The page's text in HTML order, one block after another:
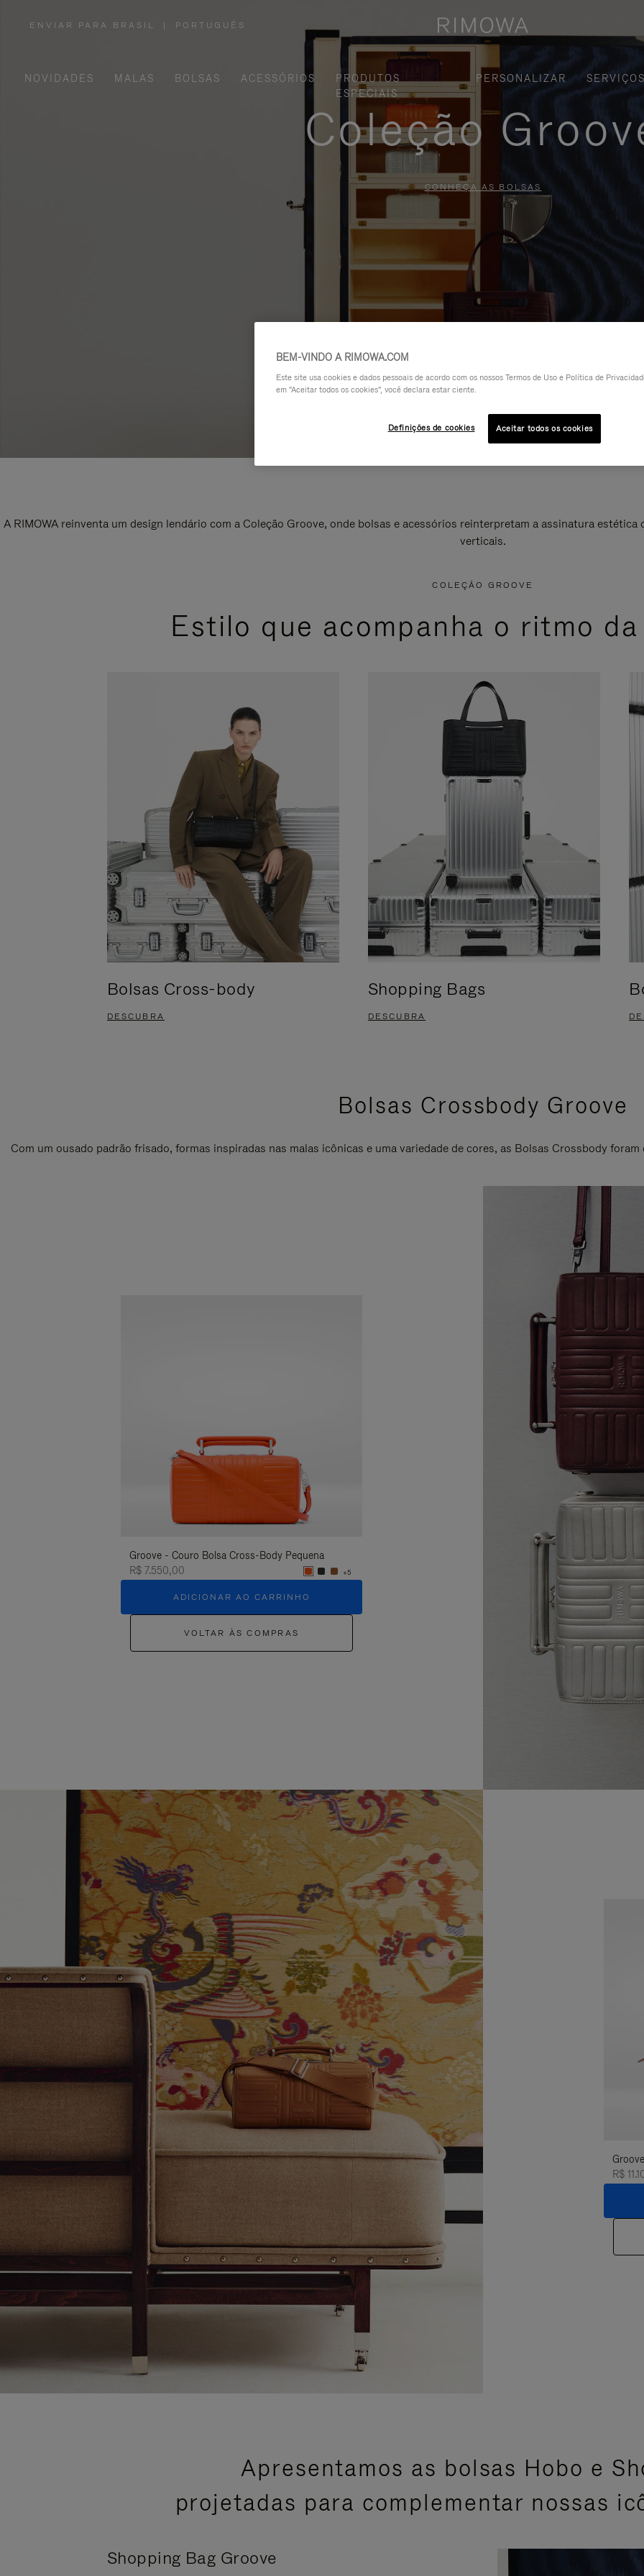
ENVIAR PARA BRASIL
,
LOCALIZAÇÃO
| PORTUGUÊS
NOVIDADES MALAS BOLSAS ACESSÓRIOS
PRODUTOS
ESPECIAIS
PERSONALIZAR
Coleção
CONHEÇA AS BOLSAS
A RIMOWA reinventa um design lendário com a Coleção Groove, onde bolsas e acessórios reinterpretam a assinatura
verticais.
COLEÇÃO GROOVE
Estilo que acompanha o ritmo
Bolsas Cross-body
DESCUBRA
Shopping Bags
DESCUBRA
Bolsas Crossbody Groove
Com um ousado padrão frisado, formas inspiradas nas malas icônicas e uma variedade de cores, as Bolsas Crossbody
Groove - Couro Bolsa Cross-Body Pequena
R$ 7.550,00
+5
ADICIONAR AO CARRINHO
Groove - Couro Bolsa Cross-Body Pequena
ADICIONAR AO CARRINHO
R$
VOLTAR ÀS COMPRAS
R$
Apresentamos as bolsas Hobo e
projetadas para complementar nossas
Shopping Bag Groove
BEM-VINDO A RIMOWA.COM
Este site usa cookies e dados pessoais de acordo com os nossos Termos de Uso e Política de
em "Aceitar todos os cookies", você declara estar ciente.
Definições de cookies Aceitar todos os cookies